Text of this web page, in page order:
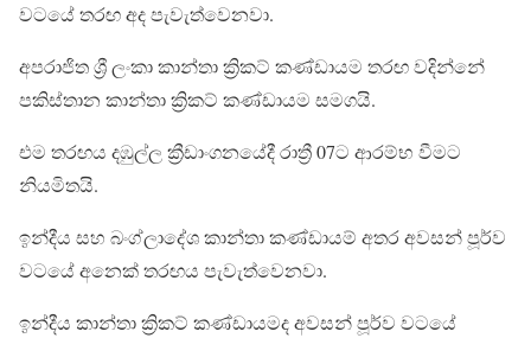
වටයේ තරඟ අද පැවැත්වෙනවා.
අපරාජිත ශ්‍රී ලංකා කාන්තා ක්‍රිකට් කණ්ඩායම තරඟ වදින්නේ
පකිස්තාන කාන්තා ක්‍රිකට් කණ්ඩායම සමගයි.
එම තරඟය දඹුල්ල ක්‍රීඩාංගනයේදී රාත්‍රී 07ට ආරම්භ වීමට
නියමිතයි.
ඉන්දීය සහ බංග්ලාදේශ කාන්තා කණ්ඩායම් අතර අවසන් පූර්ව
වටයේ අනෙක් තරඟය පැවැත්වෙනවා.
ඉන්දීය කාන්තා ක්‍රිකට් කණ්ඩායමද අවසන් පූර්ව වටයේ